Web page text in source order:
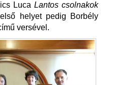
Luca Lantos csolnakok
helyet pedig Borbély
versével.